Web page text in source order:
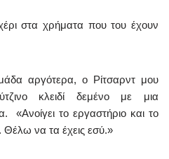
στα χρήματα που του έχουν
αργότερα, ο Ρίτσαρντ μου
κλειδί δεμένο με μια
«Ανοίγει το εργαστήριο και το
να τα έχεις εσύ.»